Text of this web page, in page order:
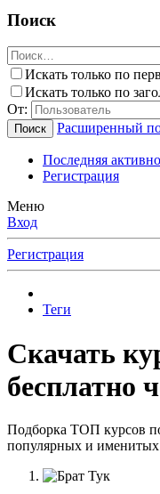
Поиск
Искать только по
Искать только по
От:
Поиск Расширенный
Последняя
Регистрация
Меню
Вход
Регистрация
Теги
Скачать
бесплатно
Подборка ТОП курсов
популярных и именитых